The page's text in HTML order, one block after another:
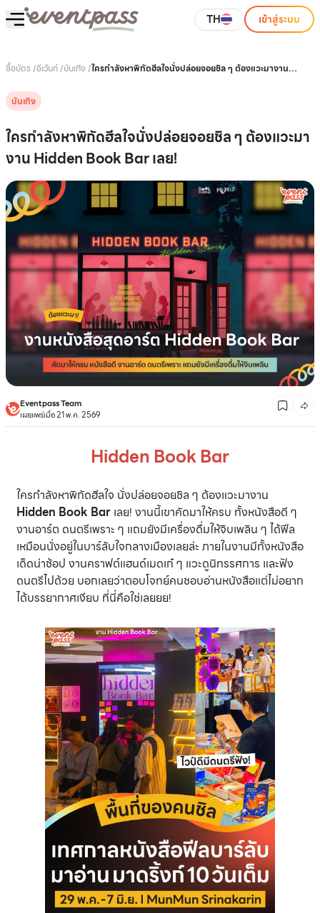
TH เข้าสู่ระบบ
ซื้อบัตร /อีเว้นท์/บันเทิง /ใครกำลังหาพิกัดฮีลใจนั่งปล่อยจอยชิล ๆ ต้องแวะมางาน
บันเทิง
ใครกำลังหาพิกัดฮีลใจนั่งปล่อยจอยชิล ๆ ต้องแวะมา
งาน Hidden Book Bar เลย!
Eventpass Team
เผยแพร่เมื่อ 21 พ.ค. 2569
Hidden Book Bar
ใครกำลังหาพิกัดฮีลใจ นั่งปล่อยจอยชิล ๆ ต้องแวะมางาน
Hidden Book Bar เลย! งานนี้เขาคัดมาให้ครบ ทั้งหนังสือดี ๆ
งานอาร์ต ดนตรีเพราะ ๆ แถมยังมีเครื่องดื่มให้จิบเพลิน ๆ ได้ฟีล
เหมือนนั่งอยู่ในบาร์ลับใจกลางเมืองเลยล่ะ ภายในงานมีทั้งหนังสือ
เด็ดน่าช้อป งานคราฟต์แฮนด์เมดเก๋ ๆ แวะดูนิทรรศการ และฟัง
ดนตรีไปด้วย บอกเลยว่าตอบโจทย์คนชอบอ่านหนังสือแต่ไม่อยาก
ได้บรรยากาศเงียบ ที่นี่คือใช่เลยยย!